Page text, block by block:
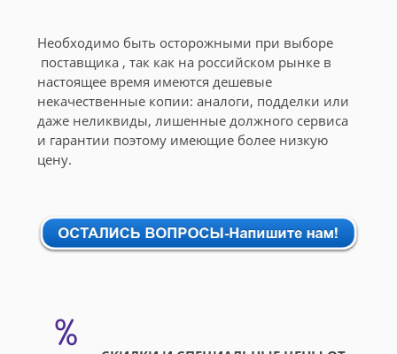
Необходимо быть осторожными при выборе
поставщика , так как на российском рынке в
настоящее время имеются дешевые
некачественные копии: аналоги, подделки или
даже неликвиды, лишенные должного сервиса
и гарантии поэтому имеющие более низкую
цену.